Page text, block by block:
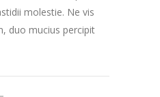
molestie. Ne vis
duo mucius percipit